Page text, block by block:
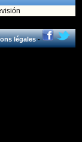
légales-